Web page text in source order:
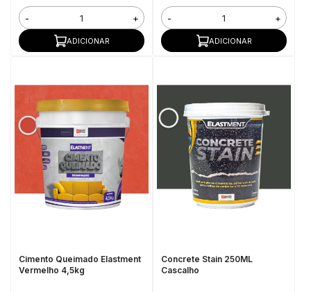
- +
ADICIONAR
- +
ADICIONAR
Cimento Queimado Elastment
Vermelho 4,5kg
Concrete Stain 250ML
Cascalho